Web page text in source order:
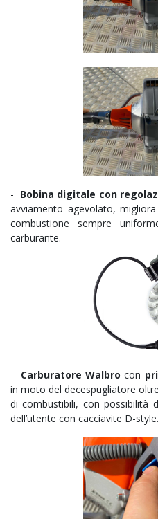
- Bobina digitale con
avviamento agevolato,
combustione sempre
carburante.
- Carburatore Walbro con
in moto del decespugliatore
di combustibili, con possibilità
dell’utente con cacciavite D-style.